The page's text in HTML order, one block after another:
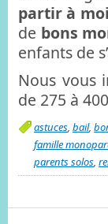
partir à
de bons
enfants de
Nous vous
de 275 à
astuces, bail,
famille
parents solos,